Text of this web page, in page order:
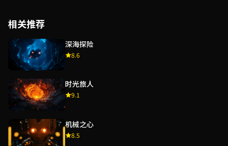
相关推荐
深海探险
8.6
时光旅人
9.1
机械之心
8.5